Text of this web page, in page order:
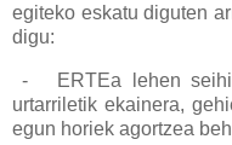
egiteko eskatu diguten
digu:
-
ERTEa lehen
urtarriletik ekainera,
egun horiek agortzea